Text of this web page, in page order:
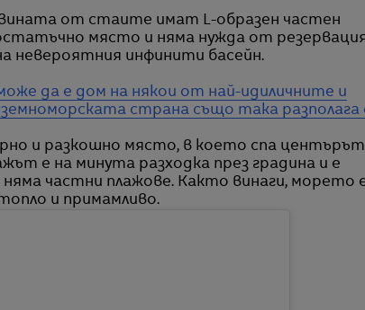
от стаите имат L-образен частен
място и няма нужда от
невероятния инфинити басейн.
да е дом на някои от най-идиличните и
страна също така разполага
и разкошно място, в което спа центърът
е на минута разходка през градина и е
частни плажове. Както винаги, морето
и примамливо.